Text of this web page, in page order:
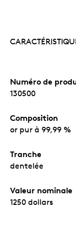
Numéro de
130500
Composition
or pur à 99,99 %
Tranche
dentelée
Valeur nominale
1250 dollars